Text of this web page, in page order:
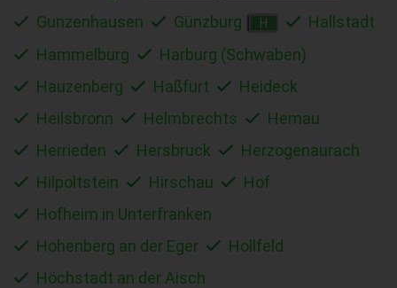
Gunzenhausen
Günzburg H
Hallstadt
Hammelburg
Harburg (Schwaben)
Hauzenberg
Haßfurt
Heideck
Heilsbronn
Helmbrechts
Hemau
Herrieden
Hersbruck
Herzogenaurach
Hilpoltstein
Hirschau
Hof
Hofheim in Unterfranken
Hohenberg an der Eger
Hollfeld
Höchstadt an der Aisch